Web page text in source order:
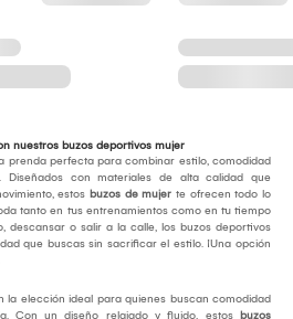
nuestros buzos deportivos mujer
prenda perfecta para combinar estilo, comodidad
con materiales de alta calidad que
estos buzos de mujer te ofrecen todo lo
tanto en tus entrenamientos como en tu tiempo
descansar o salir a la calle, los buzos deportivos
que buscas sin sacrificar el estilo. ¡Una opción
la elección ideal para quienes buscan comodidad
Con un diseño relajado y fluido, estos
buzos